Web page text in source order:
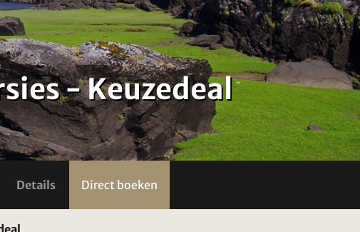
- Keuzedeal
Details Direct boeken